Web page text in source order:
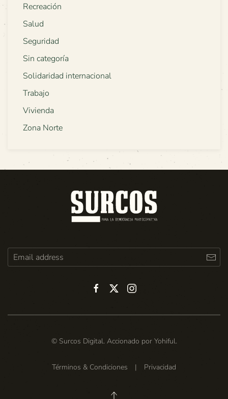
Recreación
Salud
Seguridad
Sin categoría
Solidaridad internacional
Trabajo
Vivienda
Zona Norte
© Surcos Digital. Accionado por Yohiful.
Términos & Condiciones | Privacidad